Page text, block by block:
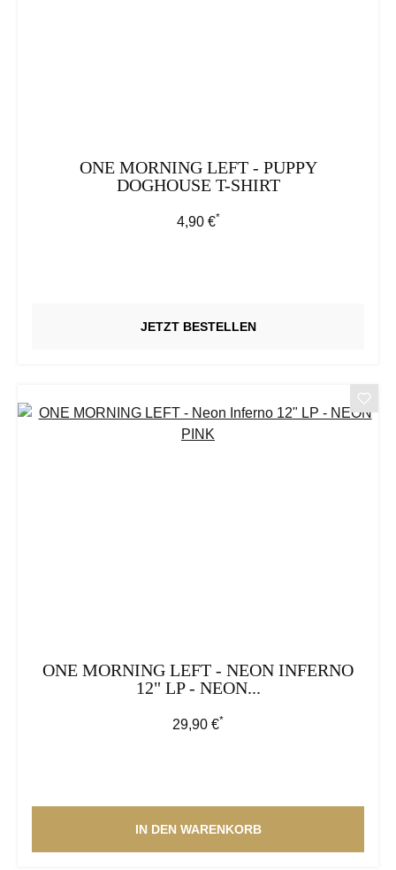
ONE MORNING LEFT - PUPPY
DOGHOUSE T-SHIRT
Regulärer Preis:
4,90 €*
JETZT BESTELLEN
ONE MORNING LEFT - NEON INFERNO
12" LP - NEON...
Regulärer Preis:
29,90 €*
IN DEN WARENKORB